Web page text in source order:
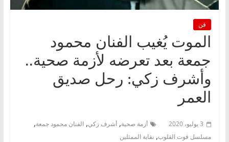
فن
الموت يُغيب الفنان محمود
جمعة بعد تعرضه لأزمة صحية..
وأشرف زكي: رحل صديق
العمر
3 يوليو، 2020 أزمة صحية, أشرف زكي, الفنان محمود جمعة,
مسلسل قوت القلوب, نقابة الممثلين